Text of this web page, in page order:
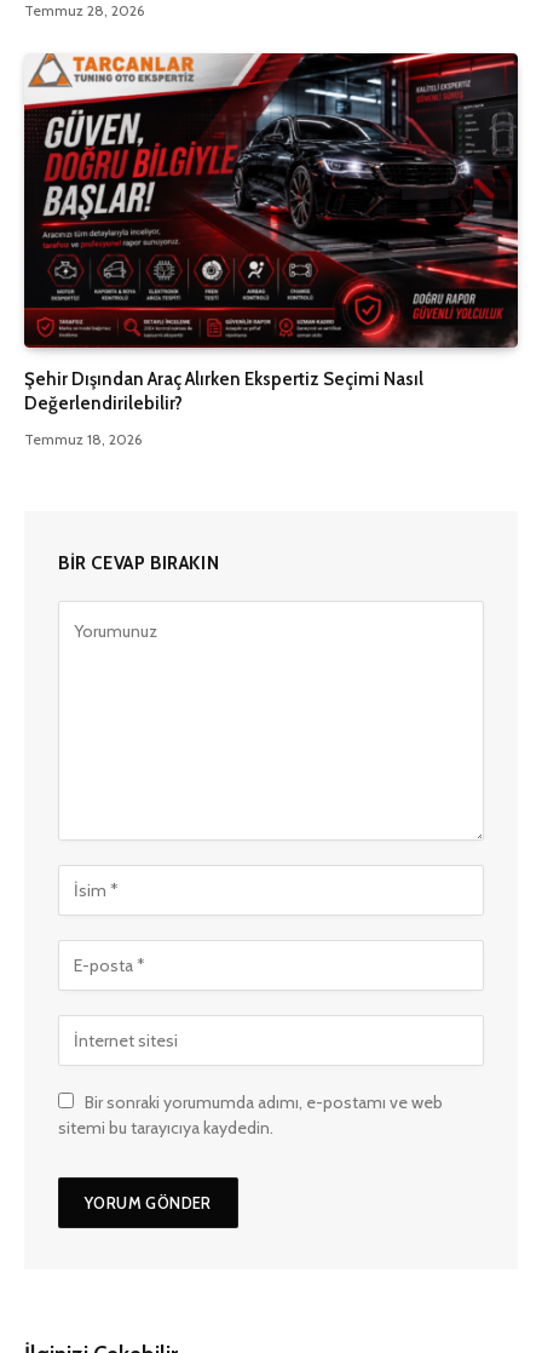
Temmuz 28, 2026
Şehir Dışından Araç Alırken Ekspertiz Seçimi Nasıl
Değerlendirilebilir?
Temmuz 18, 2026
BIR CEVAP BIRAKIN
Bir sonraki yorumumda adımı, e-postamı ve web
sitemi bu tarayıcıya kaydedin.